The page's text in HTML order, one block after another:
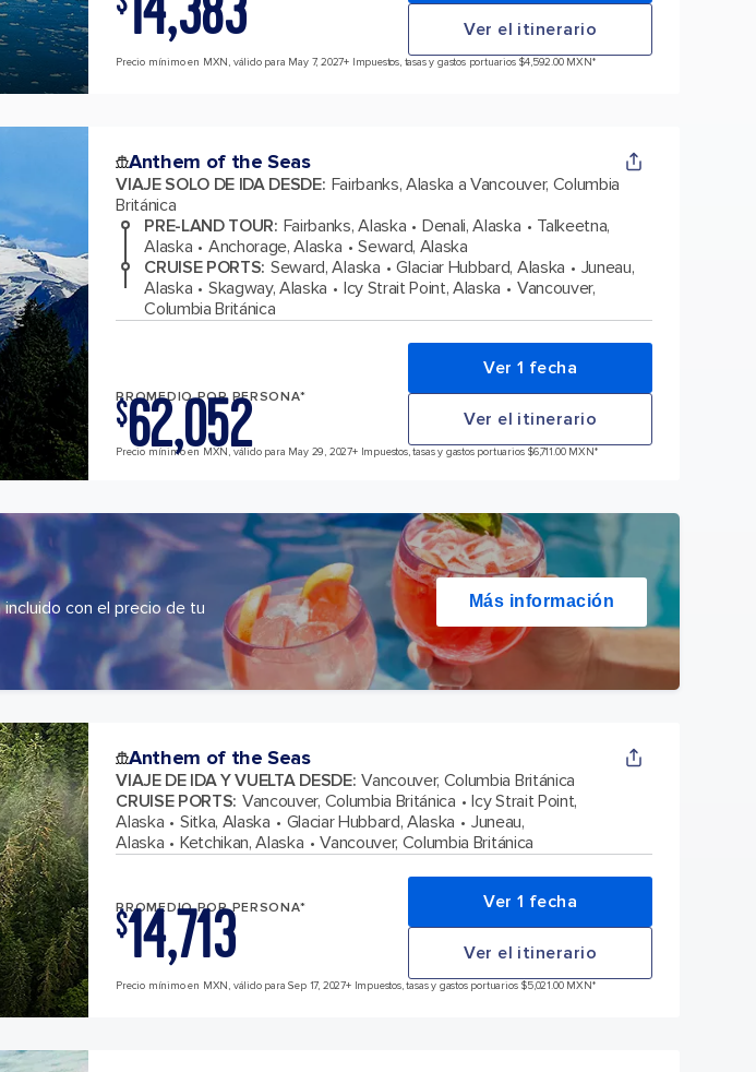
Ver el itinerario
Precio mínimo en MXN, válido para May 7, 2027+ Impuestos, tasas y gastos portuarios $4,592.00 MXN*
Anthem of the Seas
VIAJE SOLO DE IDA DESDE: Fairbanks, Alaska a Vancouver, Columbia
Británica
PRE-LAND TOUR: Fairbanks, Alaska Denali, Alaska
Talkeetna,
Alaska
Anchorage, Alaska
Seward, Alaska
CRUISE PORTS: Seward, Alaska Glaciar Hubbard, Alaska
Juneau,
Alaska
Skagway, Alaska Icy Strait Point, Alaska
Vancouver,
Columbia Británica
PROMEDIO POR PERSONA*
$62,052
Ver 1 fecha
Ver el itinerario
Precio mínimo en MXN, válido para May 29, 2027+ Impuestos, tasas y gastos portuarios $6,711.00 MXN*
con el precio de tu
Más información
Anthem of the Seas
VIAJE DE IDA Y VUELTA DESDE: Vancouver, Columbia Británica
CRUISE PORTS: Vancouver, Columbia Británica
Icy Strait Point,
Alaska
Sitka, Alaska Glaciar Hubbard, Alaska
Juneau,
Alaska
Ketchikan, Alaska Vancouver, Columbia Británica
PROMEDIO POR PERSONA*
$14,713 Ver 1 fecha
Ver el itinerario
Precio mínimo en MXN, válido para Sep 17, 2027+ Impuestos, tasas y gastos portuarios $5,021.00 MXN*